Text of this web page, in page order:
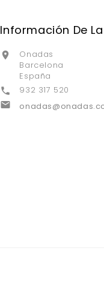
Información De

Onadas
Barcelona
España
 932 317 520
